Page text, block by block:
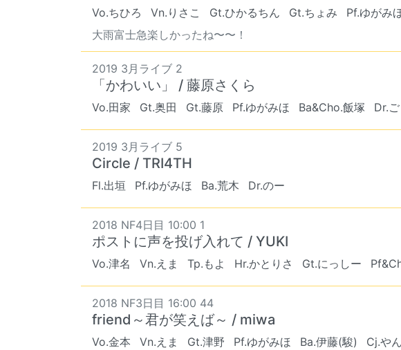
Vo.ちひろ Vn.りさこ Gt.ひかるちん Gt.ちょみ Pf.ゆがみ
大雨富士急楽しかったね〜〜！
2019 3月ライブ 2
「かわいい」 / 藤原さくら
Vo.田家 Gt.奥田 Gt.藤原 Pf.ゆがみほ Ba&Cho.飯塚 Dr.
2019 3月ライブ 5
Circle / TRI4TH
Fl.出垣 Pf.ゆがみほ Ba.荒木 Dr.のー
2018 NF4日目 10:00 1
ポストに声を投げ入れて / YUKI
Vo.津名 Vn.えま Tp.もよ Hr.かとりさ Gt.にっしー
2018 NF3日目 16:00 44
friend～君が笑えば～ / miwa
Vo.金本 Vn.えま Gt.津野 Pf.ゆがみほ Ba.伊藤(駿) Cj.や